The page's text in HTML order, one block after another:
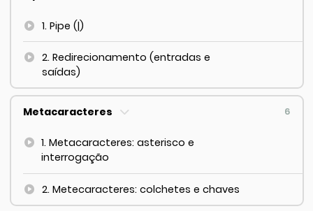
1. Pipe (|)
2. Redirecionamento (entradas e
saídas)
Metacaracteres 6
1. Metacaracteres: asterisco e
interrogação
2. Metecaracteres: colchetes e chaves